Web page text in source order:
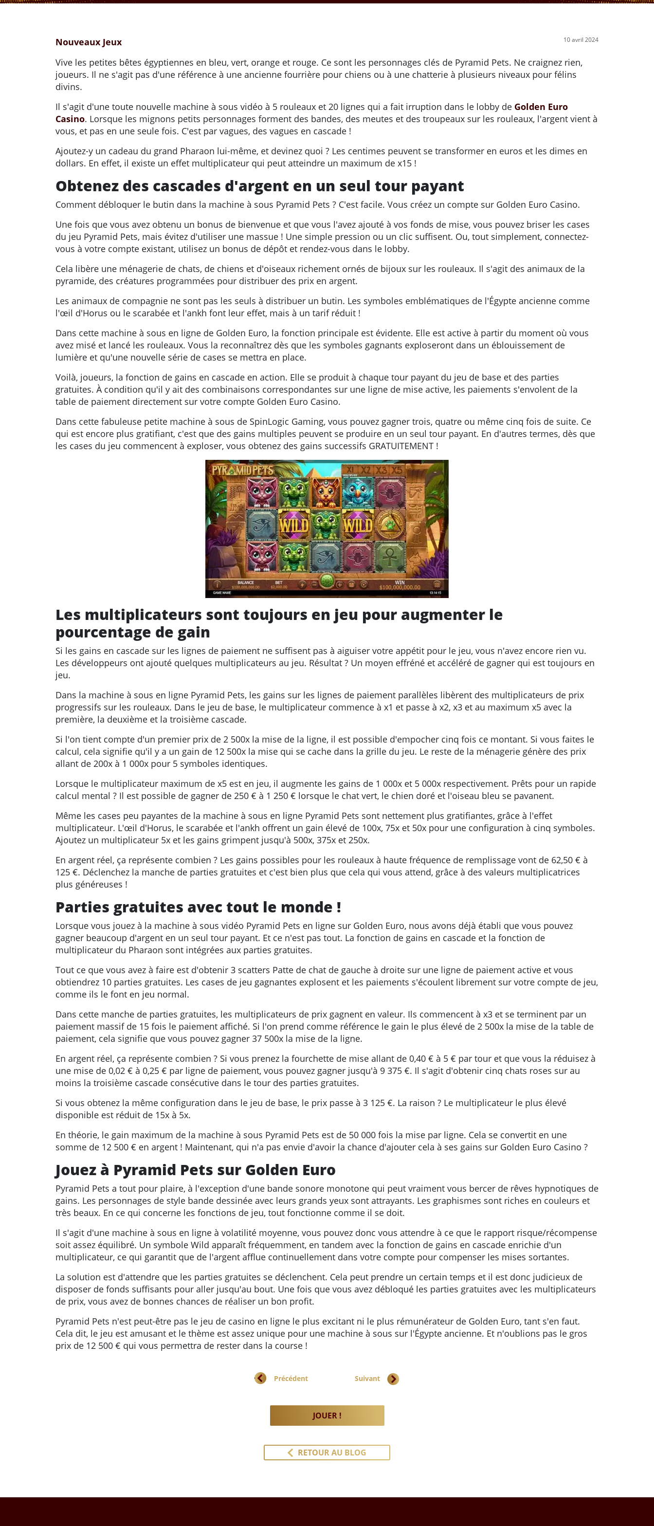
Nouveaux Jeux 10 avril 2024
Vive les petites bêtes égyptiennes en bleu, vert, orange et rouge. Ce sont les personnages clés de Pyramid Pets. Ne craignez rien,
joueurs. Il ne s'agit pas d'une référence à une ancienne fourrière pour chiens ou à une chatterie à plusieurs niveaux pour félins
divins.
Il s'agit d'une toute nouvelle machine à sous vidéo à 5 rouleaux et 20 lignes qui a fait irruption dans le lobby de Golden Euro
Casino. Lorsque les mignons petits personnages forment des bandes, des meutes et des troupeaux sur les rouleaux, l'argent vient à
vous, et pas en une seule fois. C'est par vagues, des vagues en cascade !
Ajoutez-y un cadeau du grand Pharaon lui-même, et devinez quoi ? Les centimes peuvent se transformer en euros et les dimes en
dollars. En effet, il existe un effet multiplicateur qui peut atteindre un maximum de x15 !
Obtenez des cascades d'argent en un seul tour payant
Comment débloquer le butin dans la machine à sous Pyramid Pets ? C'est facile. Vous créez un compte sur Golden Euro Casino.
Une fois que vous avez obtenu un bonus de bienvenue et que vous l'avez ajouté à vos fonds de mise, vous pouvez briser les cases
du jeu Pyramid Pets, mais évitez d'utiliser une massue ! Une simple pression ou un clic suffisent. Ou, tout simplement, connectez-
vous à votre compte existant, utilisez un bonus de dépôt et rendez-vous dans le lobby.
Cela libère une ménagerie de chats, de chiens et d'oiseaux richement ornés de bijoux sur les rouleaux. Il s'agit des animaux de la
pyramide, des créatures programmées pour distribuer des prix en argent.
Les animaux de compagnie ne sont pas les seuls à distribuer un butin. Les symboles emblématiques de l'Égypte ancienne comme
l'œil d'Horus ou le scarabée et l'ankh font leur effet, mais à un tarif réduit !
Dans cette machine à sous en ligne de Golden Euro, la fonction principale est évidente. Elle est active à partir du moment où vous
avez misé et lancé les rouleaux. Vous la reconnaîtrez dès que les symboles gagnants exploseront dans un éblouissement de
lumière et qu'une nouvelle série de cases se mettra en place.
Voilà, joueurs, la fonction de gains en cascade en action. Elle se produit à chaque tour payant du jeu de base et des parties
gratuites. À condition qu'il y ait des combinaisons correspondantes sur une ligne de mise active, les paiements s'envolent de la
table de paiement directement sur votre compte Golden Euro Casino.
Dans cette fabuleuse petite machine à sous de SpinLogic Gaming, vous pouvez gagner trois, quatre ou même cinq fois de suite. Ce
qui est encore plus gratifiant, c'est que des gains multiples peuvent se produire en un seul tour payant. En d'autres termes, dès que
les cases du jeu commencent à exploser, vous obtenez des gains successifs GRATUITEMENT !
Les multiplicateurs sont toujours en jeu pour augmenter le
pourcentage de gain
Si les gains en cascade sur les lignes de paiement ne suffisent pas à aiguiser votre appétit pour le jeu, vous n'avez encore rien vu.
Les développeurs ont ajouté quelques multiplicateurs au jeu. Résultat ? Un moyen effréné et accéléré de gagner qui est toujours en
jeu.
Dans la machine à sous en ligne Pyramid Pets, les gains sur les lignes de paiement parallèles libèrent des multiplicateurs de prix
progressifs sur les rouleaux. Dans le jeu de base, le multiplicateur commence à x1 et passe à x2, x3 et au maximum x5 avec la
première, la deuxième et la troisième cascade.
Si l'on tient compte d'un premier prix de 2 500x la mise de la ligne, il est possible d'empocher cinq fois ce montant. Si vous faites le
calcul, cela signifie qu'il y a un gain de 12 500x la mise qui se cache dans la grille du jeu. Le reste de la ménagerie génère des prix
allant de 200x à 1 000x pour 5 symboles identiques.
Lorsque le multiplicateur maximum de x5 est en jeu, il augmente les gains de 1 000x et 5 000x respectivement. Prêts pour un rapide
calcul mental ? Il est possible de gagner de 250 € à 1 250 € lorsque le chat vert, le chien doré et l'oiseau bleu se pavanent.
Même les cases peu payantes de la machine à sous en ligne Pyramid Pets sont nettement plus gratifiantes, grâce à l'effet
multiplicateur. L'œil d'Horus, le scarabée et l'ankh offrent un gain élevé de 100x, 75x et 50x pour une configuration à cinq symboles.
Ajoutez un multiplicateur 5x et les gains grimpent jusqu'à 500x, 375x et 250x.
En argent réel, ça représente combien ? Les gains possibles pour les rouleaux à haute fréquence de remplissage vont de 62,50 € à
125 €. Déclenchez la manche de parties gratuites et c'est bien plus que cela qui vous attend, grâce à des valeurs multiplicatrices
plus généreuses !
Parties gratuites avec tout le monde !
Lorsque vous jouez à la machine à sous vidéo Pyramid Pets en ligne sur Golden Euro, nous avons déjà établi que vous pouvez
gagner beaucoup d'argent en un seul tour payant. Et ce n'est pas tout. La fonction de gains en cascade et la fonction de
multiplicateur du Pharaon sont intégrées aux parties gratuites.
Tout ce que vous avez à faire est d'obtenir 3 scatters Patte de chat de gauche à droite sur une ligne de paiement active et vous
obtiendrez 10 parties gratuites. Les cases de jeu gagnantes explosent et les paiements s'écoulent librement sur votre compte de jeu,
comme ils le font en jeu normal.
Dans cette manche de parties gratuites, les multiplicateurs de prix gagnent en valeur. Ils commencent à x3 et se terminent par un
paiement massif de 15 fois le paiement affiché. Si l'on prend comme référence le gain le plus élevé de 2 500x la mise de la table de
paiement, cela signifie que vous pouvez gagner 37 500x la mise de la ligne.
En argent réel, ça représente combien ? Si vous prenez la fourchette de mise allant de 0,40 € à 5 € par tour et que vous la réduisez à
une mise de 0,02 € à 0,25 € par ligne de paiement, vous pouvez gagner jusqu'à 9 375 €. Il s'agit d'obtenir cinq chats roses sur au
moins la troisième cascade consécutive dans le tour des parties gratuites.
Si vous obtenez la même configuration dans le jeu de base, le prix passe à 3 125 €. La raison ? Le multiplicateur le plus élevé
disponible est réduit de 15x à 5x.
En théorie, le gain maximum de la machine à sous Pyramid Pets est de 50 000 fois la mise par ligne. Cela se convertit en une
somme de 12 500 € en argent ! Maintenant, qui n'a pas envie d'avoir la chance d'ajouter cela à ses gains sur Golden Euro Casino ?
Jouez à Pyramid Pets sur Golden Euro
Pyramid Pets a tout pour plaire, à l'exception d'une bande sonore monotone qui peut vraiment vous bercer de rêves hypnotiques de
gains. Les personnages de style bande dessinée avec leurs grands yeux sont attrayants. Les graphismes sont riches en couleurs et
très beaux. En ce qui concerne les fonctions de jeu, tout fonctionne comme il se doit.
Il s'agit d'une machine à sous en ligne à volatilité moyenne, vous pouvez donc vous attendre à ce que le rapport risque/récompense
soit assez équilibré. Un symbole Wild apparaît fréquemment, en tandem avec la fonction de gains en cascade enrichie d'un
multiplicateur, ce qui garantit que de l'argent afflue continuellement dans votre compte pour compenser les mises sortantes.
La solution est d'attendre que les parties gratuites se déclenchent. Cela peut prendre un certain temps et il est donc judicieux de
disposer de fonds suffisants pour aller jusqu'au bout. Une fois que vous avez débloqué les parties gratuites avec les multiplicateurs
de prix, vous avez de bonnes chances de réaliser un bon profit.
Pyramid Pets n'est peut-être pas le jeu de casino en ligne le plus excitant ni le plus rémunérateur de Golden Euro, tant s'en faut.
Cela dit, le jeu est amusant et le thème est assez unique pour une machine à sous sur l'Égypte ancienne. Et n'oublions pas le gros
prix de 12 500 € qui vous permettra de rester dans la course !
Article précédent : Débloquez Wonder Reels pour obtenir des tours gratuits et plus de façons de gagner !
Précédent Article suivant : Conjurez des méga gains GRATUITEMENT dans la machine à sous Magic
Suivant
JOUER !
RETOUR AU BLOG